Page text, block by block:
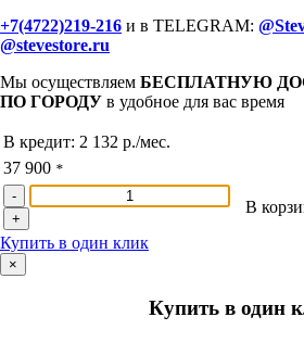
+7(4722)219-216 и в TELEGRAM:
@stevestore.ru
Мы осуществляем БЕСПЛАТНУЮ
ПО ГОРОДУ в удобное для вас время
В кредит: 2 132 р./мес.
37 900 *
-
+
В
Купить в один клик
×
Купить в один